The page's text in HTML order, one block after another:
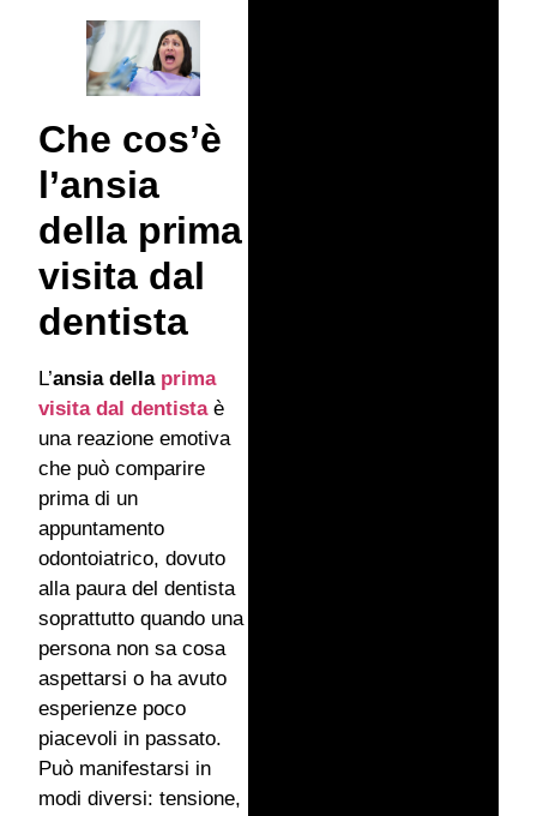
Che cos’è
l’ansia
della prima
visita dal
dentista
L’ansia della prima
visita dal dentistaè
una reazione emotiva
che può comparire
prima di un
appuntamento
odontoiatrico, dovuto
alla paura del dentista
soprattutto quando una
persona non sa cosa
aspettarsi o ha avuto
esperienze poco
piacevoli in passato.
Può manifestarsi in
modi diversi: tensione,